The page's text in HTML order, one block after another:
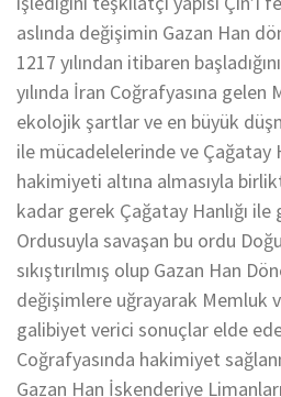
aslında değişimin Gazan Han
1217 yılından itibaren
yılında İran Coğrafyasına
ekolojik şartlar ve en büyük
ile mücadelelerinde ve Çağatay
hakimiyeti altına almasıyla
kadar gerek Çağatay Hanlığı
Ordusuyla savaşan bu ordu
sıkıştırılmış olup Gazan Han
değişimlere uğrayarak Memluk
galibiyet verici sonuçlar elde
Coğrafyasında hakimiyet
Gazan Han İskenderiye